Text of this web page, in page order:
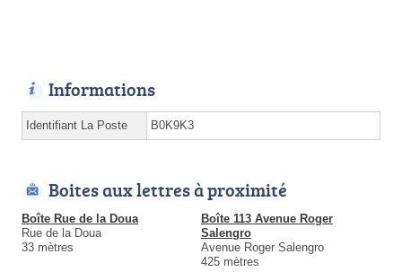
Informations
Identifiant La Poste B0K9K3
Boites aux lettres à proximité
Boîte Rue de la Doua
Rue de la Doua
33 mètres
Boîte 113 Avenue Roger
Salengro
Avenue Roger Salengro
425 mètres